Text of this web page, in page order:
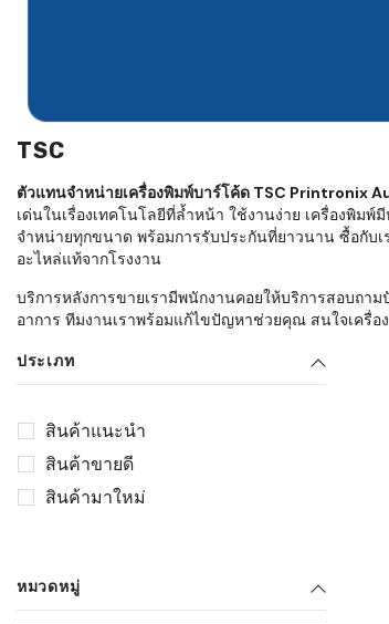
TSC
ตัวแทนจำหน่ายเครื่องพิมพ์บาร์โค้ด TSC Printronix
เด่นในเรื่องเทคโนโลยีที่ล้ำหน้า ใช้งานง่าย เครื่องพิม
จำหน่ายทุกขนาด พร้อมการรับประกันที่ยาวนาน ซื้อกับเ
อะไหล่แท้จากโรงงาน
บริการหลังการขายเรามีพนักงานคอยให้บริการสอบถา
อาการ ทีมงานเราพร้อมแก้ไขปัญหาช่วยคุณ สนใจเครื่อ
ประเภท
สินค้าแนะนำ
สินค้าขายดี
สินค้ามาใหม่
หมวดหมู่